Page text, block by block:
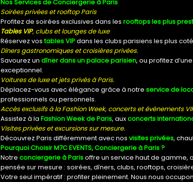
Nos Services de Conciergerie à Paris
Soirées privées et rooftop Paris
Profitez de soirées exclusives dans les rooftops les plus
Tables VIP, clubs et lounges de luxe
Réservez vostables VIPdans les clubs parisiens les plus
Dîners gastronomiques et croisières privées.
Savourez un dîner dans un palace parisien, ou profitez d’une
exceptionnel.
Voitures de luxe et jets privés à Paris.
Déplacez-vous avec élégance grâce à notre service de
professionnels ou personnels.
Accès exclusifs à la Fashion Week, concerts et événements
Assistez à la Fashion Week de Paris, auxconcerts
Visites privées et excursions sur mesure.
Découvrez Paris différemment avec nos visites privées,
Pourquoi Choisir M7C EVENTS, Conciergerie à Paris ?
Notre conciergerie à Parisoffre un service haut de gamme,
pensée sur mesure : soirées, dîners, clubs, rooftops,
Votre seul impératif : profiter pleinement. Nous nous